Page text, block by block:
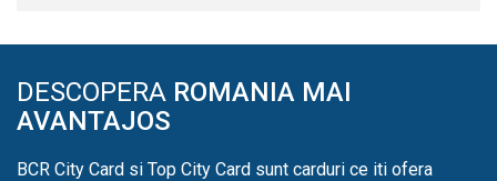
DESCOPERA ROMANIA MAI
AVANTAJOS
BCR City Card si Top City Card sunt carduri ce iti ofera